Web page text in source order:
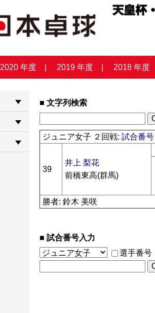
2020 年度 2019 年度 2018 年度
文字列検索
ジュニア女子 ２回戦:試合番
39
井上 梨花
前橋東高(群馬)
勝者: 鈴木 美咲
試合番号入力
選手番号